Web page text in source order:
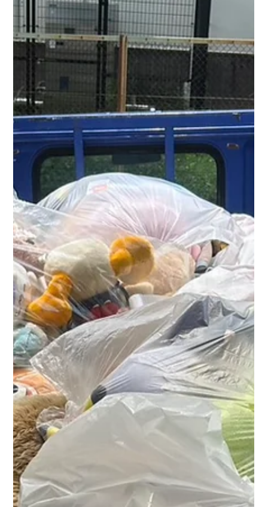
こんにちは！ 出張買取・便利屋 RKマート 代表の 山口 夕季 で
す✨ 老健退去に伴うお片付けをご依頼いただきました 今回は名
古屋市熱田区にて、介護老人保健施設（老健）退去後のお片付
けをご依頼いただきました。 施設からご自宅へ戻された荷物や
生活用品を整理し、不要になったお品物を回収させていただき
ました。 衣類が中心だったため費用もできる限り抑えました 今
回のお荷物は衣類が大半を占めていたため、通常よりも費用を
抑えた形でご対応させていただきました。 さらに、ご自宅近く
のコンテナにも不要品が保管されていたため、あわせて回収を
実施。 一度にまとめて片付いたことで、お客様にも大変喜んで
いただけました。 少量のお片付けもお気軽にご相談ください
「荷物が少ないから頼みにくい…」 そんなご相談も多くいただ
きます。 RKマートでは、物量や作業内容に合わせて最適な方法
をご提案しています。 近隣であれば、少量のお片付けや追加の
回収にも柔軟に対応可能です。 退去・引越し・生前整理のお片
付けもRKマートへ 老健や施設退去に伴うお片付けはもちろん、
引越し前後のお片付け